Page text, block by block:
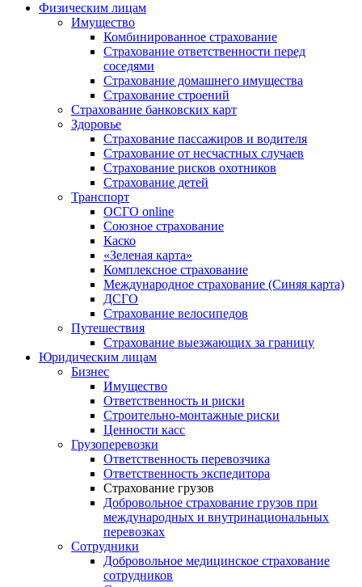
Физическим лицам
Имущество
Комбинированное страхование
Страхование ответственности перед
соседями
Страхование домашнего имущества
Страхование строений
Страхование банковских карт
Здоровье
Страхование пассажиров и водителя
Страхование от несчастных случаев
Страхование рисков охотников
Страхование детей
Транспорт
ОСГО online
Союзное страхование
Каско
«Зеленая карта»
Комплексное страхование
Международное страхование (Синяя карта)
ДСГО
Страхование велосипедов
Путешествия
Страхование выезжающих за границу
Юридическим лицам
Бизнес
Имущество
Ответственность и риски
Строительно-монтажные риски
Ценности касс
Грузоперевозки
Ответственность перевозчика
Ответственность экспедитора
Страхование грузов
Добровольное страхование грузов при
международных и внутринациональных
перевозках
Сотрудники
Добровольное медицинское страхование
сотрудников